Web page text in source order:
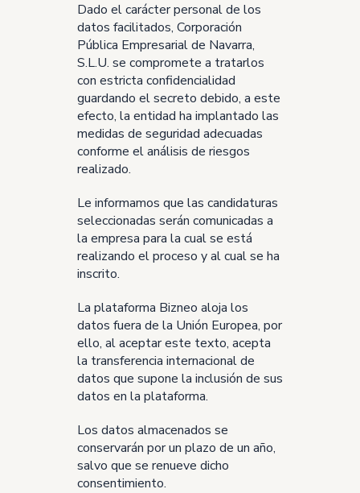
Dado el carácter personal de los
datos facilitados, Corporación
Pública Empresarial de Navarra,
S.L.U. se compromete a tratarlos
con estricta confidencialidad
guardando el secreto debido, a este
efecto, la entidad ha implantado las
medidas de seguridad adecuadas
conforme el análisis de riesgos
realizado.
Le informamos que las candidaturas
seleccionadas serán comunicadas a
la empresa para la cual se está
realizando el proceso y al cual se ha
inscrito.
La plataforma Bizneo aloja los
datos fuera de la Unión Europea, por
ello, al aceptar este texto, acepta
la transferencia internacional de
datos que supone la inclusión de sus
datos en la plataforma.
Los datos almacenados se
conservarán por un plazo de un año,
salvo que se renueve dicho
consentimiento.